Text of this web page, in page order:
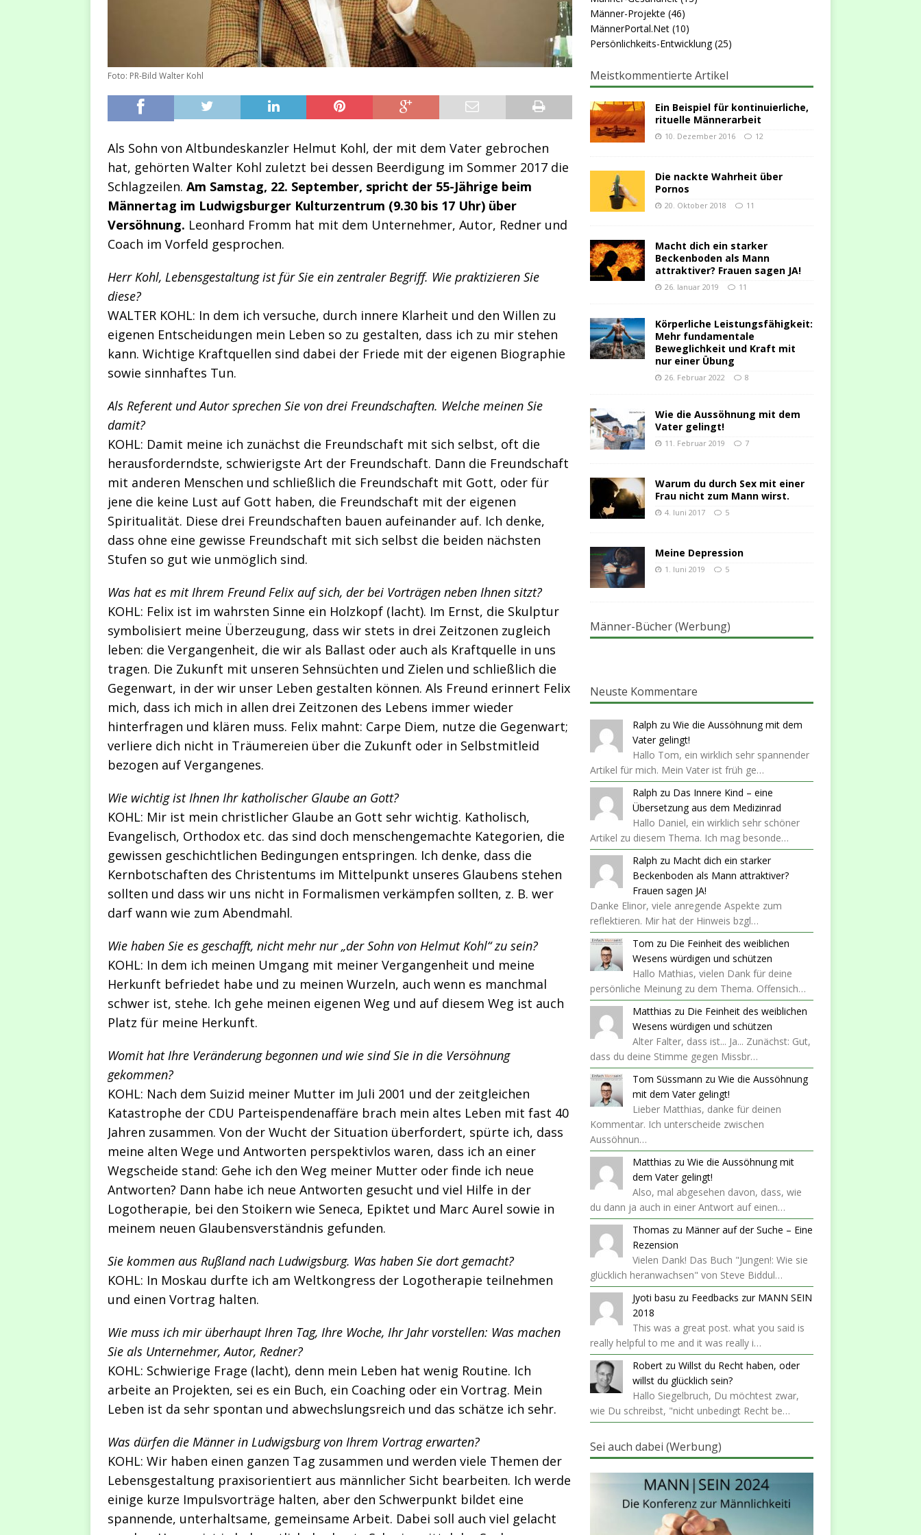
Foto: PR-Bild Walter Kohl
Als Sohn von Altbundeskanzler Helmut Kohl, der mit dem Vater gebrochen
hat, gehörten Walter Kohl zuletzt bei dessen Beerdigung im Sommer 2017 die
Schlagzeilen. Am Samstag, 22. September, spricht der 55-Jährige beim
Männertag im Ludwigsburger Kulturzentrum (9.30 bis 17 Uhr) über
Versöhnung. Leonhard Fromm hat mit dem Unternehmer, Autor, Redner und
Coach im Vorfeld gesprochen.
Herr Kohl, Lebensgestaltung ist für Sie ein zentraler Begriff. Wie praktizieren Sie
diese?
WALTER KOHL: In dem ich versuche, durch innere Klarheit und den Willen zu
eigenen Entscheidungen mein Leben so zu gestalten, dass ich zu mir stehen
kann. Wichtige Kraftquellen sind dabei der Friede mit der eigenen Biographie
sowie sinnhaftes Tun.
Als Referent und Autor sprechen Sie von drei Freundschaften. Welche meinen Sie
damit?
KOHL: Damit meine ich zunächst die Freundschaft mit sich selbst, oft die
herausforderndste, schwierigste Art der Freundschaft. Dann die Freundschaft
mit anderen Menschen und schließlich die Freundschaft mit Gott, oder für
jene die keine Lust auf Gott haben, die Freundschaft mit der eigenen
Spiritualität. Diese drei Freundschaften bauen aufeinander auf. Ich denke,
dass ohne eine gewisse Freundschaft mit sich selbst die beiden nächsten
Stufen so gut wie unmöglich sind.
Was hat es mit Ihrem Freund Felix auf sich, der bei Vorträgen neben Ihnen sitzt?
KOHL: Felix ist im wahrsten Sinne ein Holzkopf (lacht). Im Ernst, die Skulptur
symbolisiert meine Überzeugung, dass wir stets in drei Zeitzonen zugleich
leben: die Vergangenheit, die wir als Ballast oder auch als Kraftquelle in uns
tragen. Die Zukunft mit unseren Sehnsüchten und Zielen und schließlich die
Gegenwart, in der wir unser Leben gestalten können. Als Freund erinnert Felix
mich, dass ich mich in allen drei Zeitzonen des Lebens immer wieder
hinterfragen und klären muss. Felix mahnt: Carpe Diem, nutze die Gegenwart;
verliere dich nicht in Träumereien über die Zukunft oder in Selbstmitleid
bezogen auf Vergangenes.
Wie wichtig ist Ihnen Ihr katholischer Glaube an Gott?
KOHL: Mir ist mein christlicher Glaube an Gott sehr wichtig. Katholisch,
Evangelisch, Orthodox etc. das sind doch menschengemachte Kategorien, die
gewissen geschichtlichen Bedingungen entspringen. Ich denke, dass die
Kernbotschaften des Christentums im Mittelpunkt unseres Glaubens stehen
sollten und dass wir uns nicht in Formalismen verkämpfen sollten, z. B. wer
darf wann wie zum Abendmahl.
Wie haben Sie es geschafft, nicht mehr nur „der Sohn von Helmut Kohl“ zu sein?
KOHL: In dem ich meinen Umgang mit meiner Vergangenheit und meine
Herkunft befriedet habe und zu meinen Wurzeln, auch wenn es manchmal
schwer ist, stehe. Ich gehe meinen eigenen Weg und auf diesem Weg ist auch
Platz für meine Herkunft.
Womit hat Ihre Veränderung begonnen und wie sind Sie in die Versöhnung
gekommen?
KOHL: Nach dem Suizid meiner Mutter im Juli 2001 und der zeitgleichen
Katastrophe der CDU Parteispendenaffäre brach mein altes Leben mit fast 40
Jahren zusammen. Von der Wucht der Situation überfordert, spürte ich, dass
meine alten Wege und Antworten perspektivlos waren, dass ich an einer
Wegscheide stand: Gehe ich den Weg meiner Mutter oder finde ich neue
Antworten? Dann habe ich neue Antworten gesucht und viel Hilfe in der
Logotherapie, bei den Stoikern wie Seneca, Epiktet und Marc Aurel sowie in
meinem neuen Glaubensverständnis gefunden.
Sie kommen aus Rußland nach Ludwigsburg. Was haben Sie dort gemacht?
KOHL: In Moskau durfte ich am Weltkongress der Logotherapie teilnehmen
und einen Vortrag halten.
Wie muss ich mir überhaupt Ihren Tag, Ihre Woche, Ihr Jahr vorstellen: Was machen
Sie als Unternehmer, Autor, Redner?
KOHL: Schwierige Frage (lacht), denn mein Leben hat wenig Routine. Ich
arbeite an Projekten, sei es ein Buch, ein Coaching oder ein Vortrag. Mein
Leben ist da sehr spontan und abwechslungsreich und das schätze ich sehr.
Was dürfen die Männer in Ludwigsburg von Ihrem Vortrag erwarten?
KOHL: Wir haben einen ganzen Tag zusammen und werden viele Themen der
Lebensgestaltung praxisorientiert aus männlicher Sicht bearbeiten. Ich werde
einige kurze Impulsvorträge halten, aber den Schwerpunkt bildet eine
spannende, unterhaltsame, gemeinsame Arbeit. Dabei soll auch viel gelacht
Männer-Projekte (46)
MännerPortal.Net(10)
Persönlichkeits-Entwicklung(25)
Meistkommentierte Artikel
Ein Beispiel für kontinuierliche,
rituelle Männerarbeit
10. Dezember 2016 12
Die nackte Wahrheit über
Pornos
20. Oktober 2018 11
Macht dich ein starker
Beckenboden als Mann
attraktiver? Frauen sagen JA!
26. Januar 2019 11
Körperliche Leistungsfähigkeit:
Mehr fundamentale
Beweglichkeit und Kraft mit
nur einer Übung
26. Februar 2022 8
Wie die Aussöhnung mit dem
Vater gelingt!
11. Februar 2019 7
Warum du durch Sex mit einer
Frau nicht zum Mann wirst.
4. Juni 2017 5
Meine Depression
1. Juni 2019 5
Männer-Bücher (Werbung)
Neuste Kommentare
Ralph zu Wie die Aussöhnung mit dem
Vater gelingt!
Hallo Tom, ein wirklich sehr spannender
Artikel für mich. Mein Vater ist früh ge…
Ralph zu Das Innere Kind – eine
Übersetzung aus dem Medizinrad
Hallo Daniel, ein wirklich sehr schöner
Artikel zu diesem Thema. Ich mag besonde…
Ralph zu Macht dich ein starker
Beckenboden als Mann attraktiver?
Frauen sagen JA!
Danke Elinor, viele anregende Aspekte zum
reflektieren. Mir hat der Hinweis bzgl…
Tom zu Die Feinheit des weiblichen
Wesens würdigen und schützen
Hallo Mathias, vielen Dank für deine
persönliche Meinung zu dem Thema. Offensich…
Matthias zu Die Feinheit des weiblichen
Wesens würdigen und schützen
Alter Falter, dass ist... Ja... Zunächst: Gut,
dass du deine Stimme gegen Missbr…
Tom Süssmann zu Wie die Aussöhnung
mit dem Vater gelingt!
Lieber Matthias, danke für deinen
Kommentar. Ich unterscheide zwischen
Aussöhnun…
Matthias zu Wie die Aussöhnung mit
dem Vater gelingt!
Also, mal abgesehen davon, dass, wie
du dann ja auch in einer Antwort auf einen…
Thomas zu Männer auf der Suche – Eine
Rezension
Vielen Dank! Das Buch "Jungen!: Wie sie
glücklich heranwachsen" von Steve Biddul…
Jyoti basu zu Feedbacks zur MANN SEIN
2018
This was a great post. what you said is
really helpful to me and it was really i…
Robert zu Willst du Recht haben, oder
willst du glücklich sein?
Hallo Siegelbruch, Du möchtest zwar,
wie Du schreibst, "nicht unbedingt Recht be…
Sei auch dabei (Werbung)